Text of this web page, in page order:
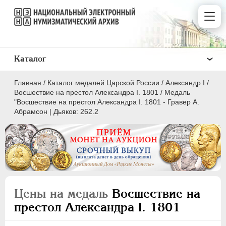
Главная / Каталог медалей Царской России / Александр I /
Восшествие на престол Александра I. 1801 / Медаль
"Восшествие на престол Александра I. 1801 - Гравер А.
Абрамсон | Дьяков: 262.2
Цены на медаль Восшествие на
престол Александра I. 1801
Каталог
ВСЕ
ПEТР I 1699-1725
ПЕТР II
АННА ИОАННОВНА 1730-1740
ИОАНН АНТОНОВИЧ
1740-1741